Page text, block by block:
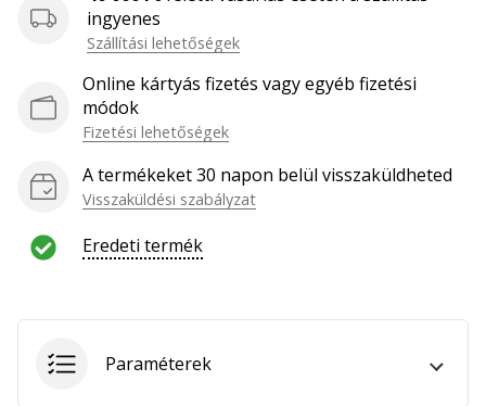
vagy,
Csatlakozz
hozzánk
márkanagykövetként.
Minden cikk
megjelenítése
ingyenes
Szállítási lehetőségek
Online kártyás fizetés vagy egyéb fizetési
módok
Fizetési lehetőségek
A termékeket 30 napon belül visszaküldheted
Visszaküldési szabályzat
Eredeti termék
Paraméterek